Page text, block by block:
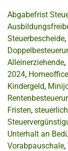
Abgabefrist
Steuerbescheide,
Alleinerziehende,
2024, Homeoffice
Kindergeld,
Fristen,
Unterhalt an
Vorabpauschale,